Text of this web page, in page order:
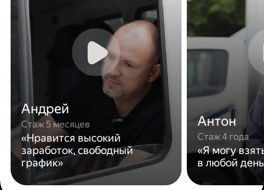
Андрей
Стаж 5 месяцев
«Нравится высокий
заработок, свободный
график»
Антон
Стаж 4 года
«Я могу
в любой